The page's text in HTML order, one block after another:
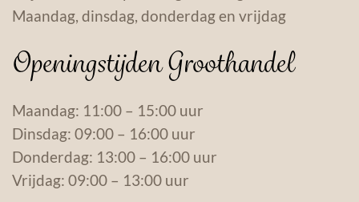
Maandag, dinsdag, donderdag en vrijdag
Openingstijden Groothandel
Maandag: 11:00 – 15:00 uur
Dinsdag: 09:00 – 16:00 uur
Donderdag: 13:00 – 16:00 uur
Vrijdag: 09:00 – 13:00 uur